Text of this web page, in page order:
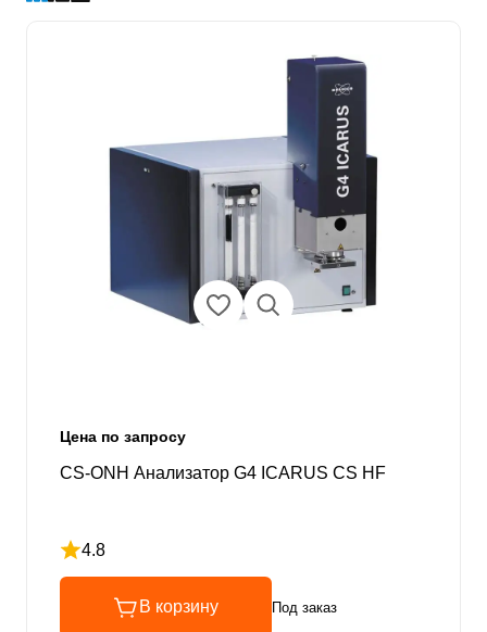
Цена по запросу
CS-ONH Анализатор G4 ICARUS CS HF
4.8
Рейтинг 4.8 из 5
В корзину Под заказ